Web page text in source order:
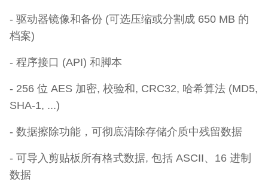
- 驱动器镜像和备份 (可选压缩或分割成 650 MB 的
档案)
- 程序接口 (API) 和脚本
- 256 位 AES 加密, 校验和, CRC32, 哈希算法 (MD5,
SHA-1, ...)
- 数据擦除功能，可彻底清除存储介质中残留数据
- 可导入剪贴板所有格式数据, 包括 ASCII、16 进制
数据